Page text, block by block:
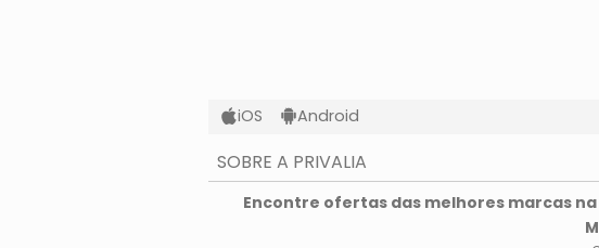
iOS Android
SOBRE A PRIVALIA
O que é a Privalia?
Encontre ofertas das melhores marcas